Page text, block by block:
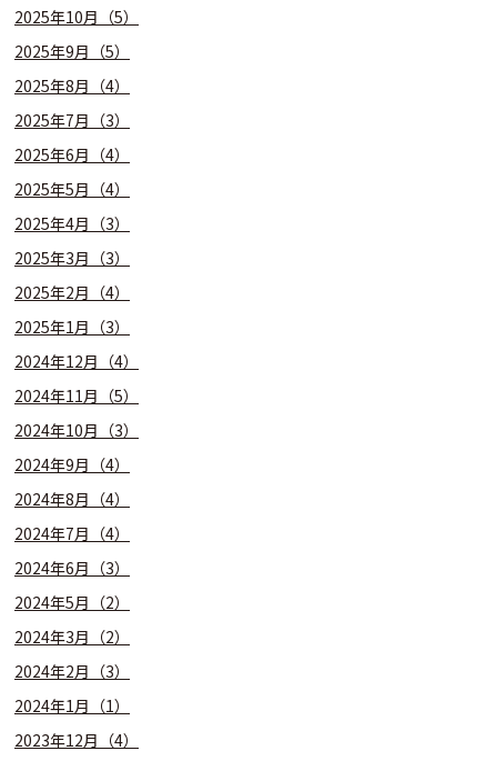
2025年10月（5）
2025年9月（5）
2025年8月（4）
2025年7月（3）
2025年6月（4）
2025年5月（4）
2025年4月（3）
2025年3月（3）
2025年2月（4）
2025年1月（3）
2024年12月（4）
2024年11月（5）
2024年10月（3）
2024年9月（4）
2024年8月（4）
2024年7月（4）
2024年6月（3）
2024年5月（2）
2024年3月（2）
2024年2月（3）
2024年1月（1）
2023年12月（4）